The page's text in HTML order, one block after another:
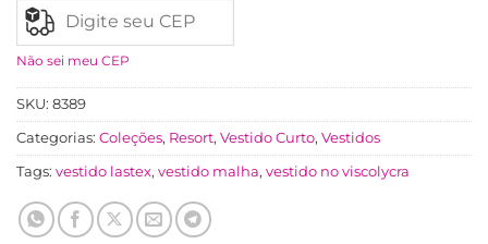
Não sei meu CEP
SKU: 8389
Categorias: Coleções, Resort, Vestido Curto, Vestidos
Tags: vestido lastex, vestido malha, vestido no viscolycra